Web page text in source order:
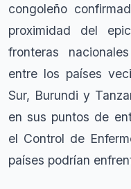
congoleño
proximidad del
fronteras
entre los países
Sur, Burundi y
en sus puntos de
el Control de
países podrían